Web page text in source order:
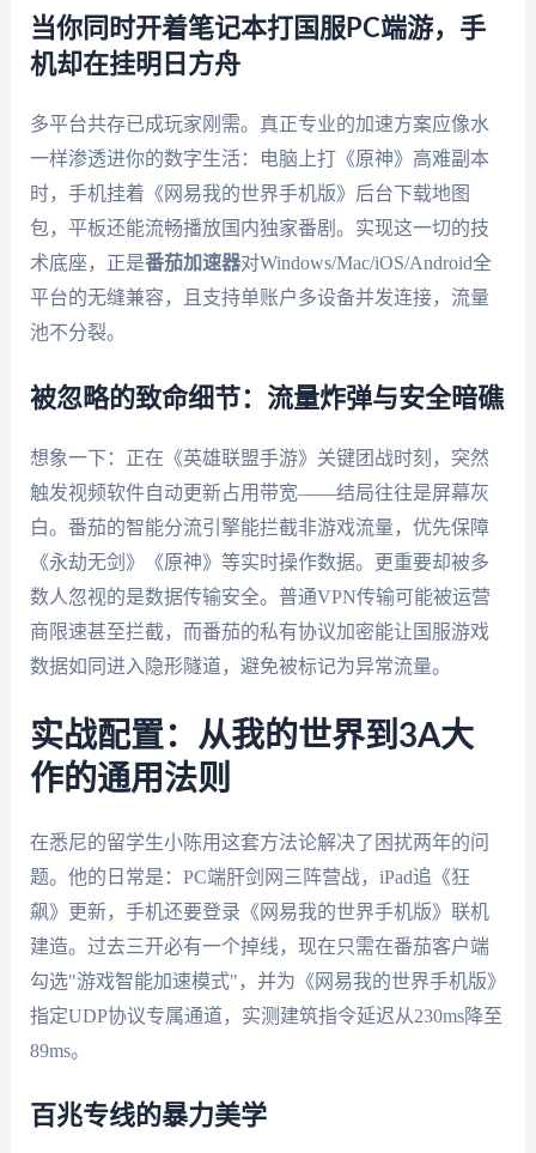
当你同时开着笔记本打国服PC端游，手
机却在挂明日方舟
多平台共存已成玩家刚需。真正专业的加速方案应像水
一样渗透进你的数字生活：电脑上打《原神》高难副本
时，手机挂着《网易我的世界手机版》后台下载地图
包，平板还能流畅播放国内独家番剧。实现这一切的技
术底座，正是番茄加速器对Windows/Mac/iOS/Android全
平台的无缝兼容，且支持单账户多设备并发连接，流量
池不分裂。
被忽略的致命细节：流量炸弹与安全暗礁
想象一下：正在《英雄联盟手游》关键团战时刻，突然
触发视频软件自动更新占用带宽——结局往往是屏幕灰
白。番茄的智能分流引擎能拦截非游戏流量，优先保障
《永劫无剑》《原神》等实时操作数据。更重要却被多
数人忽视的是数据传输安全。普通VPN传输可能被运营
商限速甚至拦截，而番茄的私有协议加密能让国服游戏
数据如同进入隐形隧道，避免被标记为异常流量。
实战配置：从我的世界到3A大
作的通用法则
在悉尼的留学生小陈用这套方法论解决了困扰两年的问
题。他的日常是：PC端肝剑网三阵营战，iPad追《狂
飙》更新，手机还要登录《网易我的世界手机版》联机
建造。过去三开必有一个掉线，现在只需在番茄客户端
勾选"游戏智能加速模式"，并为《网易我的世界手机版》
指定UDP协议专属通道，实测建筑指令延迟从230ms降至
89ms。
百兆专线的暴力美学